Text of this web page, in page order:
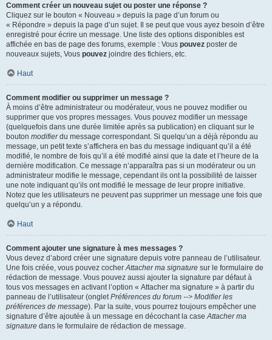
Comment créer un nouveau sujet ou poster une réponse ?
Cliquez sur le bouton « Nouveau » depuis la page d’un forum ou
« Répondre » depuis la page d’un sujet. Il se peut que vous ayez besoin d’être
enregistré pour écrire un message. Une liste des options disponibles est
affichée en bas de page des forums, exemple : Vous pouvez poster de
nouveaux sujets, Vous pouvez joindre des fichiers, etc.
Haut
Comment modifier ou supprimer un message ?
À moins d’être administrateur ou modérateur, vous ne pouvez modifier ou
supprimer que vos propres messages. Vous pouvez modifier un message
(quelquefois dans une durée limitée après sa publication) en cliquant sur le
bouton modifierdu message correspondant. Si quelqu’un a déjà répondu au
message, un petit texte s’affichera en bas du message indiquant qu’il a été
modifié, le nombre de fois qu’il a été modifié ainsi que la date et l’heure de la
dernière modification. Ce message n’apparaîtra pas si un modérateur ou un
administrateur modifie le message, cependant ils ont la possibilité de laisser
une note indiquant qu’ils ont modifié le message de leur propre initiative.
Notez que les utilisateurs ne peuvent pas supprimer un message une fois que
quelqu’un y a répondu.
Haut
Comment ajouter une signature à mes messages ?
Vous devez d’abord créer une signature depuis votre panneau de l’utilisateur.
Une fois créée, vous pouvez cocherAttacher ma signature sur le formulaire de
rédaction de message. Vous pouvez aussi ajouter la signature par défaut à
tous vos messages en activant l’option « Attacher ma signature » à partir du
panneau de l’utilisateur (ongletPréférences du forum --> Modifier les
préférences de message). Par la suite, vous pourrez toujours empêcher une
signature d’être ajoutée à un message en décochant la caseAttacher ma
signature dans le formulaire de rédaction de message.